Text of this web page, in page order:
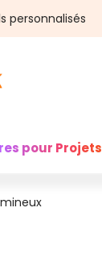
personnalisés
pour Projets